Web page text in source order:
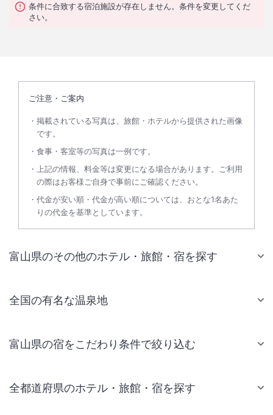
条件に合致する宿泊施設が存在しません。条件を変更してくだ
さい。
ご注意・ご案内
掲載されている写真は、旅館・ホテルから提供された画像
です。
食事・客室等の写真は一例です。
上記の情報、料金等は変更になる場合があります。ご利用
の際はお客様ご自身で事前にご確認ください。
代金が安い順・代金が高い順については、おとな1名あた
りの代金を基準としています。
富山県のその他のホテル・旅館・宿を探す
全国の有名な温泉地
富山県の宿をこだわり条件で絞り込む
全都道府県のホテル・旅館・宿を探す